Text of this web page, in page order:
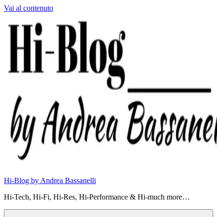
Vai al contenuto
Hi-Blog by Andrea Bassanelli
Hi-Tech, Hi-Fi, Hi-Res, Hi-Performance & Hi-much more…